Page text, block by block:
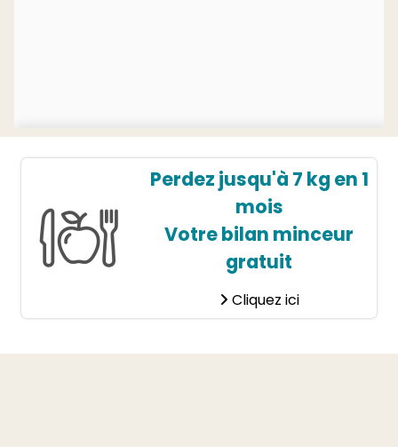
Perdez jusqu'à 7 kg en 1
mois
Votre bilan minceur
gratuit
Cliquez ici